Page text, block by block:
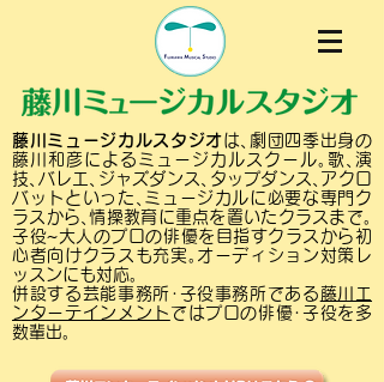
藤川ミュージカルスタジオは､劇団四季出身の
藤川和彦によるミュージカルスクール｡歌､演
技､バレエ､ジャズダンス､タップダンス､アクロ
バットといった､ミュージカルに必要な専門ク
ラスから､情操教育に重点を置いたクラスまで｡
子役~大人のプロの俳優を目指すクラスから初
心者向けクラスも充実｡オーディション対策レ
ッスンにも対応｡
併設する芸能事務所･子役事務所である 藤川エ
ンターテインメント ではプロの俳優･子役を多
数輩出｡